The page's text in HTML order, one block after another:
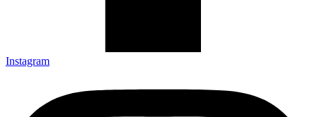
Instagram